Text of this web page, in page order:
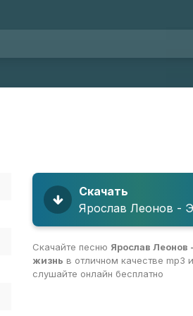
Скачать
Скачайте песню Ярослав Леонов
жизнь в отличном качестве mp3
слушайте онлайн бесплатно